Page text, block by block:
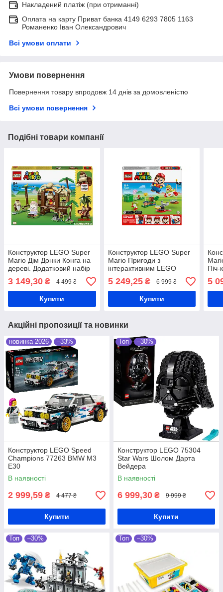
Накладений платіж (при отриманні)
Оплата на карту Приват банка 4149 6293 7805 1163
Романенко Іван Олександрович
Всі умови оплати
Умови повернення
Повернення товару впродовж 14 днів за домовленістю
Всі умови повернення
Подібні товари компанії
Конструктор LEGO Super
Mario Дім Донки Конга на
дереві. Додатковий набір
(71424)
3 149,30 ₴ 4 499 ₴
Купити
Конструктор LEGO Super
Mario Пригоди з
інтерактивним LEGO
Маріо (71439)
5 249,25₴ 6 999 ₴
Купити
Піч-
5
Акційні пропозиції та новинки
новинка 2026 –33%
Конструктор LEGO Speed
Champions 77263 BMW M3
E30
В наявності
2 999,59 ₴ 4 477 ₴
Купити
Топ –30%
Конструктор LEGO 75304
Star Wars Шолом Дарта
Вейдера
В наявності
6 999,30 ₴ 9 999 ₴
Купити
Топ –30% Топ –30%